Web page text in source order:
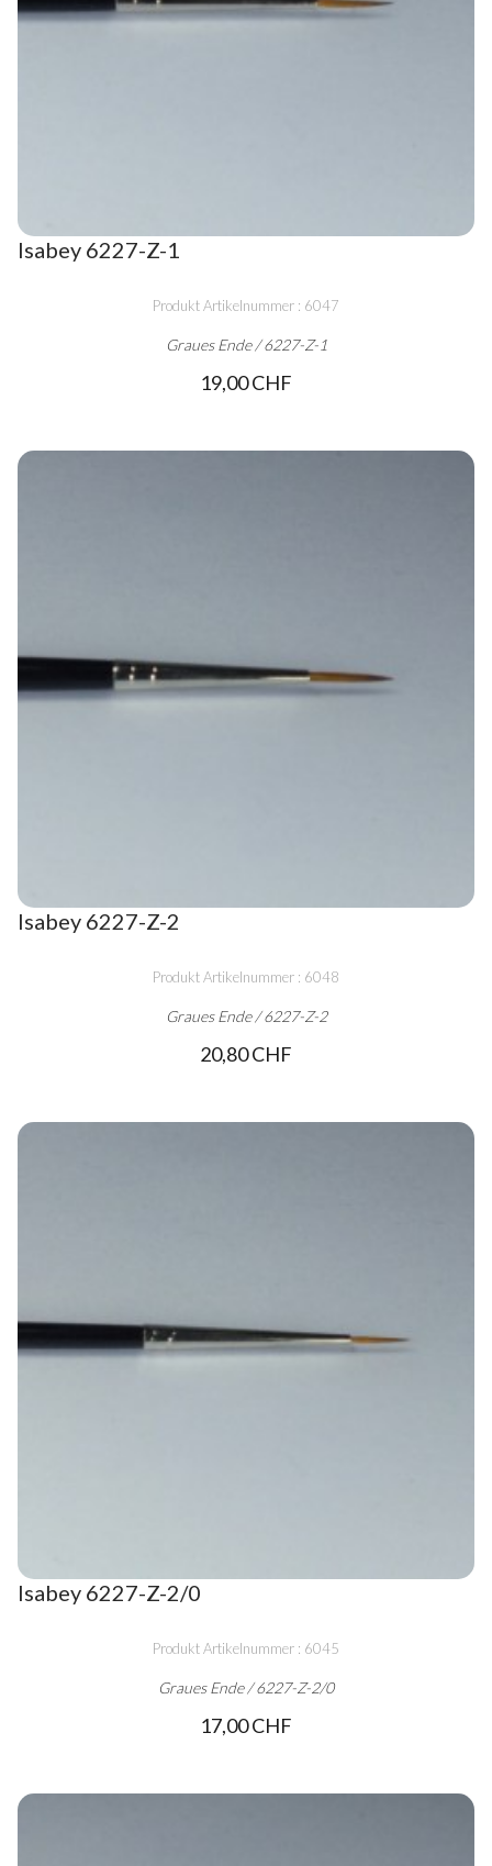
Isabey 6227-Z-1
Produkt Artikelnummer : 6047
Graues Ende / 6227-Z-1
19,00 CHF
Isabey 6227-Z-2
Produkt Artikelnummer : 6048
Graues Ende / 6227-Z-2
20,80 CHF
Isabey 6227-Z-2/0
Produkt Artikelnummer : 6045
Graues Ende / 6227-Z-2/0
17,00 CHF